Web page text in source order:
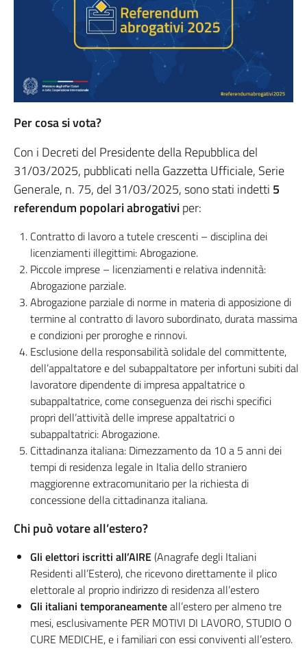
Per cosa si vota?
Con i Decreti del Presidente della Repubblica del
31/03/2025, pubblicati nella Gazzetta Ufficiale, Serie
Generale, n. 75, del 31/03/2025, sono stati indetti 5
referendum popolari abrogativiper:
Contratto di lavoro a tutele crescenti – disciplina dei
licenziamenti illegittimi: Abrogazione.
Piccole imprese – licenziamenti e relativa indennità:
Abrogazione parziale.
Abrogazione parziale di norme in materia di apposizione di
termine al contratto di lavoro subordinato, durata massima
e condizioni per proroghe e rinnovi.
Esclusione della responsabilità solidale del committente,
dell’appaltatore e del subappaltatore per infortuni subiti dal
lavoratore dipendente di impresa appaltatrice o
subappaltatrice, come conseguenza dei rischi specifici
propri dell’attività delle imprese appaltatrici o
subappaltatrici: Abrogazione.
Cittadinanza italiana: Dimezzamento da 10 a 5 anni dei
tempi di residenza legale in Italia dello straniero
maggiorenne extracomunitario per la richiesta di
concessione della cittadinanza italiana.
Chi può votare all’estero?
Gli elettori iscritti all’AIRE(Anagrafe degli Italiani
Residenti all’Estero), che ricevono direttamente il plico
elettorale al proprio indirizzo di residenza all’estero
Gli italiani temporaneamenteall’estero per almeno tre
mesi, esclusivamente PER MOTIVI DI LAVORO, STUDIO O
CURE MEDICHE, e i familiari con essi conviventi all’estero.